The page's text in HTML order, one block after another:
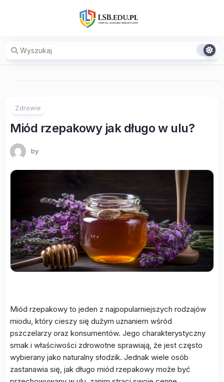
Zdrowie
Miód rzepakowy jak długo w ulu?
by
Miód rzepakowy to jeden z najpopularniejszych rodzajów
miodu, który cieszy się dużym uznaniem wśród
pszczelarzy oraz konsumentów. Jego charakterystyczny
smak i właściwości zdrowotne sprawiają, że jest często
wybierany jako naturalny słodzik. Jednak wiele osób
zastanawia się, jak długo miód rzepakowy może być